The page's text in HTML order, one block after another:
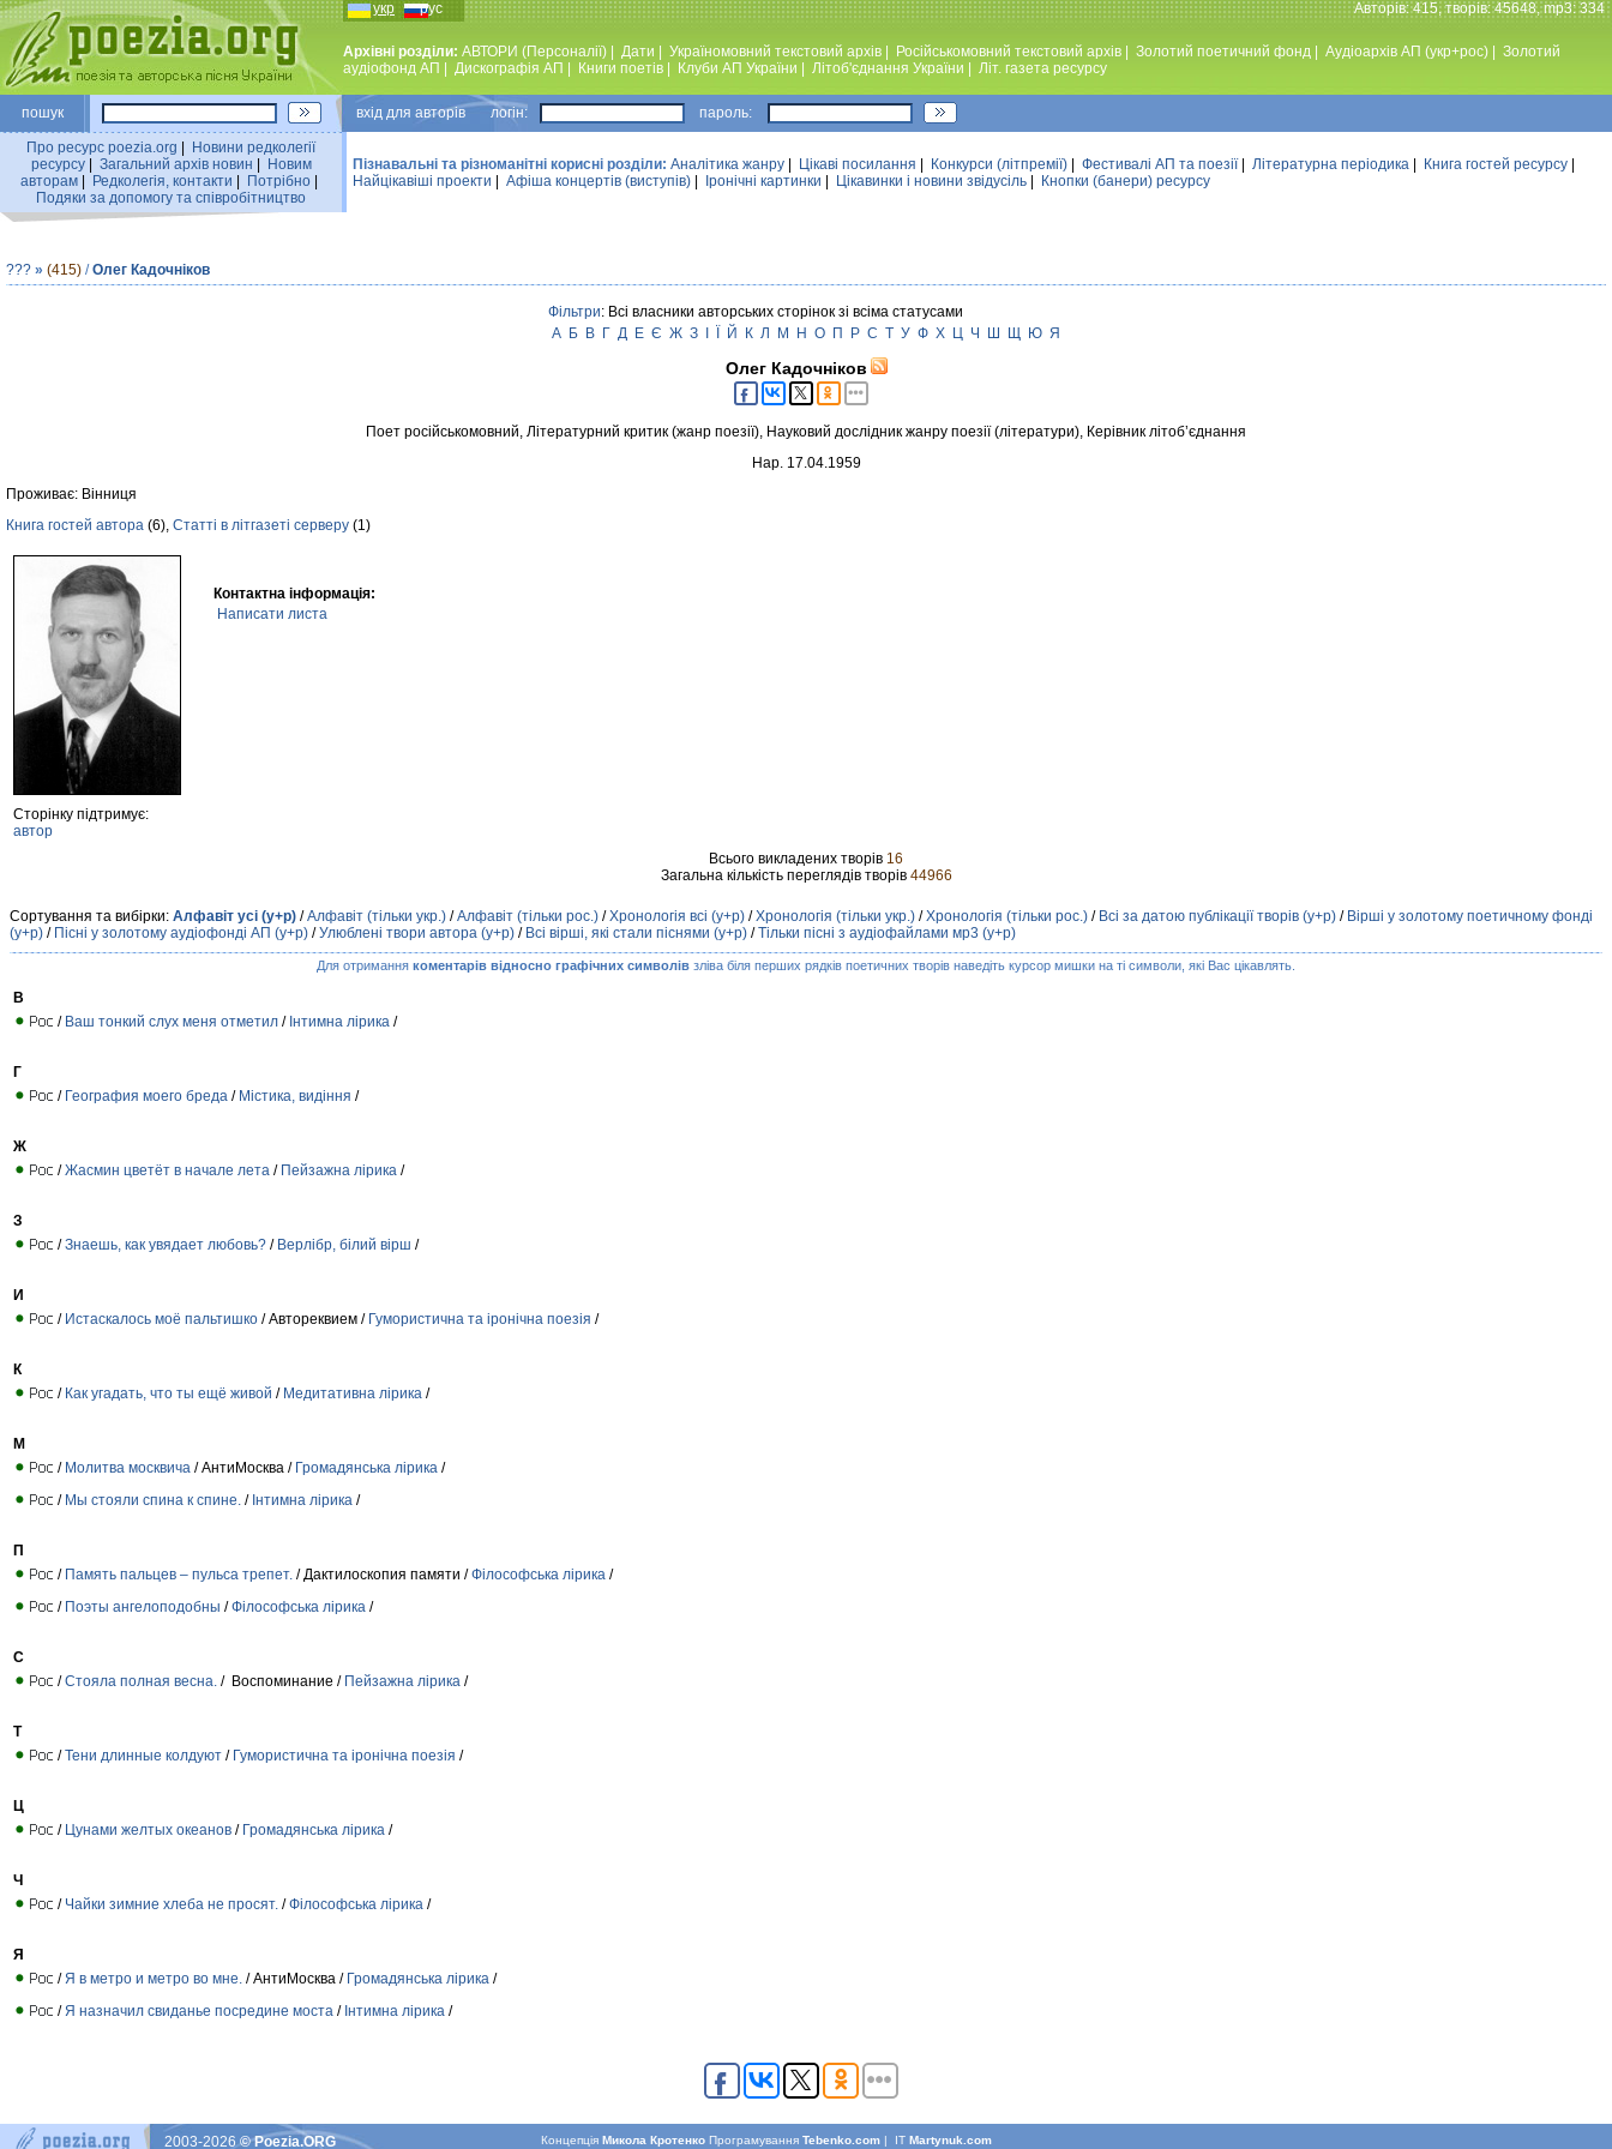
укр рус Авторiв: 415, творiв: 45648, mp3: 334
Архівні розділи: АВТОРИ (Персоналії) Дати Україномовний текстовий архiв Російськомовний текстовий архів Золотий поетичний фонд Аудiоархiв АП (укр+рос)
Золотий
аудiофонд АП
Дискографiя АП Книги поетiв Клуби АП України Лiтоб'єднання України Лiт. газета ресурсу
пошук вхiд для авторiв логін: пароль:
Про ресурс poezia.org
Новини редколегiї
ресурсу| Загальний архiв новин
Новим
авторам
Редколегiя, контакти Потрiбно
Подяки за допомогу та співробітництво
Пізнавальні та різноманітні корисні розділи: Аналiтика жанру Цікаві посилання Конкурси (лiтпремiї) Фестивалi АП та поезiї| Літературна періодика Книга гостей ресурсу
Найцiкавiшi проекти
Афіша концертів (виступів) Iронiчнi картинки Цікавинки і новини звідусіль Кнопки (банери) ресурсу
??? » (415) /Олег Кадочніков
Фільтри: Всі власники авторських сторінок зі всіма статусами
А Б В Г Д Е Є Ж З Й К Л М Н О П Р С Т У Ф Х Ц Ч Ш Щ Ю Я
Олег Кадочніков
Поет російськомовний, Літературний критик (жанр поезії), Науковий дослідник жанру поезії (літератури), Керівник літоб’єднання
Нар. 17.04.1959
Проживає: Вінниця
Книга гостей автора (6), Статті в літгазеті серверу (1)
Сторінку підтримує:
автор
Контактна інформація:
Написати листа
Всього викладених творів 16
Загальна кількість переглядів творів 44966
Сортування та вибірки: Алфавіт усі (у+р) /Алфавіт (тільки укр.) /Алфавіт (тільки рос.) /Хронологія всі (у+р) /Хронологія (тільки укр.) /Хронологія (тільки рос.) / Всі за датою публікації творів (у+р) / Вірші у золотому поетичному фонді
(у+р) / Пісні у золотому аудіофонді АП (у+р) /Улюблені твори автора (у+р) / Всі вірші, які стали піснями (у+р) /Тільки пісні з аудіофайлами мр3 (у+р)
Для отримання коментарів відносно графічних символів зліва біля перших рядків поетичних творів наведіть курсор мишки на ті символи, які Вас цікавлять.
В
/ Ваш тонкий слух меня отметил / Інтимна лірика /
Г
/ География моего бреда / Містика, видіння /
Ж
/Жасмин цветёт в начале лета / Пейзажна лірика /
З
/Знаешь, как увядает любовь? / Верлібр, білий вірш /
И
/ Истаскалось моё пальтишко / Автореквием / Гумористична та іронічна поезія /
К
/ Как угадать, что ты ещё живой / Медитативна лірика /
М
/ Молитва москвича / АнтиМосква / Громадянська лірика /
/ Мы стояли спина к спине. / Інтимна лірика /
П
/ Память пальцев – пульса трепет. / Дактилоскопия памяти /Філософська лірика /
/ Поэты ангелоподобны /Філософська лірика /
С
/Стояла полная весна. / Воспоминание / Пейзажна лірика /
Т
/Тени длинные колдуют / Гумористична та іронічна поезія /
Ц
/ Цунами желтых океанов / Громадянська лірика /
Ч
/ Чайки зимние хлеба не просят. /Філософська лірика /
Я
/ Я в метро и метро во мне. / АнтиМосква / Громадянська лірика /
/ Я назначил свиданье посредине моста / Інтимна лірика /
Концепцiя Микола КротенкоПрограмування Tebenko.com| IT Martynuk.com
2003-2026© Poezia.ORG